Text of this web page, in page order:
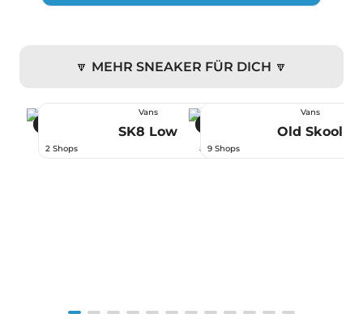
🔽 MEHR SNEAKER FÜR DICH 🔽
Vans
SK8 Low
2 Shops ab 54,99 €
Vans
Old Skool
9 Shops